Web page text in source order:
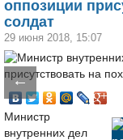
оппозиции
солдат
29 июня 2018, 15:07
←
Министр
внутренних дел